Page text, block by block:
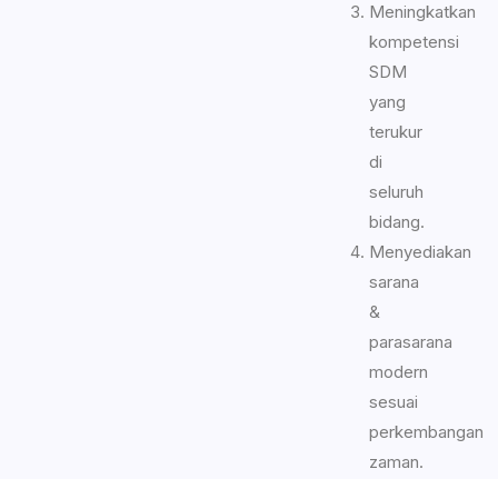
Meningkatkan
kompetensi
SDM
yang
terukur
di
seluruh
bidang.
Menyediakan
sarana
&
parasarana
modern
sesuai
perkembangan
zaman.